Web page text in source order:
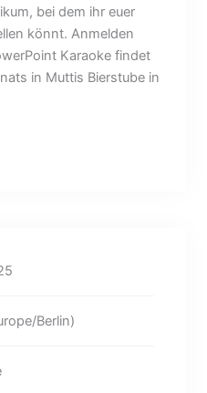
bei dem ihr euer
könnt. Anmelden
Karaoke findet
in Muttis Bierstube in
Berlin)